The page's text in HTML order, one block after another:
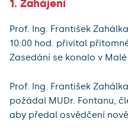
1. Zahájení
Prof. Ing. František
10:00 hod. přivítal
Zasedání se konalo v
Prof. Ing. František
požádal MUDr. Fontanu,
aby předal osvědčení